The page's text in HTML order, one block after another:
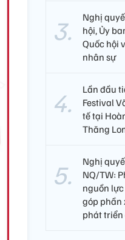
Nghị
hội, Ủy
Quốc hội
nhân sự
Lần đầu
Festival
tế tại
Thăng
Nghị
NQ/TW:
nguồn
góp phần
phát